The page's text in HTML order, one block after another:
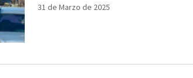
31 de Marzo de 2025